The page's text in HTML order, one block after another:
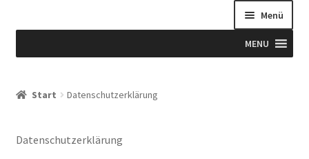
Menü
MENU
Start Datenschutzerklärung
Datenschutzerklärung